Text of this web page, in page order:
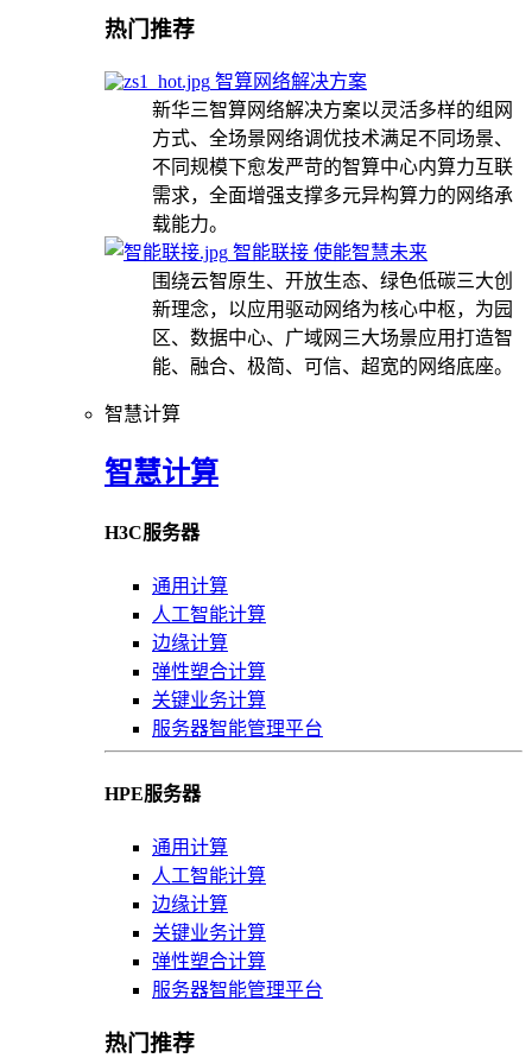
热门推荐
智算网络解决方案
新华三智算网络解决方案以灵活多样的组网
方式、全场景网络调优技术满足不同场景、
不同规模下愈发严苛的智算中心内算力互联
需求，全面增强支撑多元异构算力的网络承
载能力。
智能联接 使能智慧未来
围绕云智原生、开放生态、绿色低碳三大创
新理念，以应用驱动网络为核心中枢，为园
区、数据中心、广域网三大场景应用打造智
能、融合、极简、可信、超宽的网络底座。
智慧计算
智慧计算
H3C服务器
通用计算
人工智能计算
边缘计算
弹性塑合计算
关键业务计算
服务器智能管理平台
HPE服务器
通用计算
人工智能计算
边缘计算
关键业务计算
弹性塑合计算
服务器智能管理平台
热门推荐